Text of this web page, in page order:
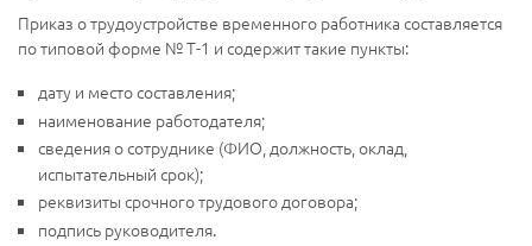
Приказ о трудоустройстве временного работника составляется
по типовой форме № Т-1 и содержит такие пункты:
дату и место составления;
наименование работодателя;
сведения о сотруднике (ФИО, должность, оклад,
испытательный срок);
реквизиты срочного трудового договора;
подпись руководителя.